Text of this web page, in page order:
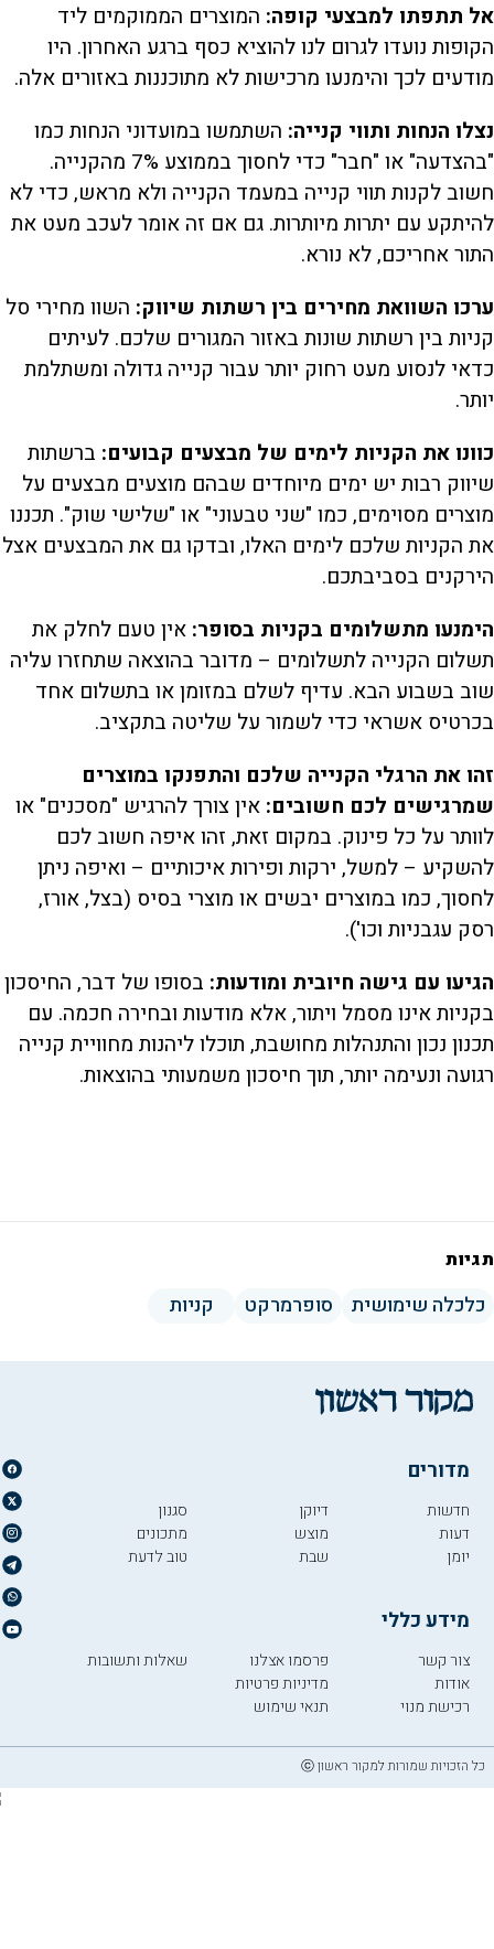
אל תתפתו למבצעי קופה: המוצרים הממוקמים ליד
הקופות נועדו לגרום לנו להוציא כסף ברגע האחרון. היו
מודעים לכך והימנעו מרכישות לא מתוכננות באזורים אלה.
נצלו הנחות ותווי קנייה: השתמשו במועדוני הנחות כמו
"בהצדעה" או "חבר" כדי לחסוך בממוצע 7% מהקנייה.
חשוב לקנות תווי קנייה במעמד הקנייה ולא מראש, כדי לא
להיתקע עם יתרות מיותרות. גם אם זה אומר לעכב מעט את
התור אחריכם, לא נורא.
ערכו השוואת מחירים בין רשתות שיווק: השוו מחירי סל
קניות בין רשתות שונות באזור המגורים שלכם. לעיתים
כדאי לנסוע מעט רחוק יותר עבור קנייה גדולה ומשתלמת
יותר.
כוונו את הקניות לימים של מבצעים קבועים: ברשתות
שיווק רבות יש ימים מיוחדים שבהם מוצעים מבצעים על
מוצרים מסוימים, כמו "שני טבעוני" או "שלישי שוק". תכננו
את הקניות שלכם לימים האלו, ובדקו גם את המבצעים אצל
הירקנים בסביבתכם.
הימנעו מתשלומים בקניות בסופר: אין טעם לחלק את
תשלום הקנייה לתשלומים – מדובר בהוצאה שתחזרו עליה
שוב בשבוע הבא. עדיף לשלם במזומן או בתשלום אחד
בכרטיס אשראי כדי לשמור על שליטה בתקציב.
זהו את הרגלי הקנייה שלכם והתפנקו במוצרים
שמרגישים לכם חשובים: אין צורך להרגיש "מסכנים" או
לוותר על כל פינוק. במקום זאת, זהו איפה חשוב לכם
להשקיע – למשל, ירקות ופירות איכותיים – ואיפה ניתן
לחסוך, כמו במוצרים יבשים או מוצרי בסיס (בצל, אורז,
רסק עגבניות וכו').
הגיעו עם גישה חיובית ומודעות: בסופו של דבר, החיסכון
בקניות אינו מסמל ויתור, אלא מודעות ובחירה חכמה. עם
תכנון נכון והתנהלות מחושבת, תוכלו ליהנות מחוויית קנייה
רגועה ונעימה יותר, תוך חיסכון משמעותי בהוצאות.
תגיות
כלכלה שימושית סופרמרקט קניות
מדורים
חדשות
דעות
יומן
דיוקן
מוצש
שבת
סגנון
מתכונים
טוב לדעת
מידע כללי
צור קשר
אודות
רכישת מנוי
פרסמו אצלנו
מדיניות פרטיות
תנאי שימוש
שאלות ותשובות
כל הזכויות שמורות למקור ראשון ⓒ